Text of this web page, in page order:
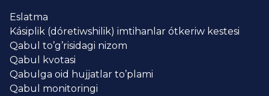
Eslatma
Kásiplik (dóretiwshilik) imtihanlar ótkeriw kestesi
Qabul to’g’risidagi nizom
Qabul kvotasi
Qabulga oid hujjatlar to’plami
Qabul monitoringi